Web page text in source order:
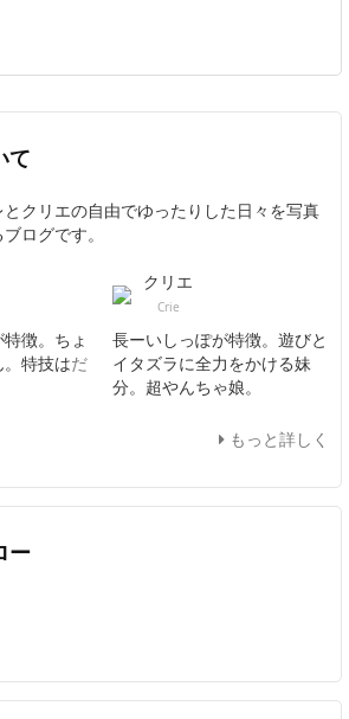
て
クリエの自由でゆったりした日々を写真
ログです。
徴。ちょ
特技はだ
クリエ
Crie
長ーいしっぽが特徴。遊びと
イタズラに全力をかける妹
分。超やんちゃ娘。
もっと詳しく
ー